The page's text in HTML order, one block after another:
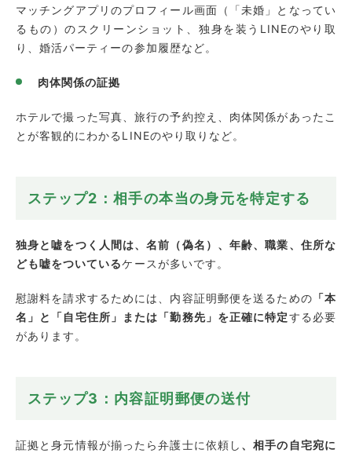
マッチングアプリのプロフィール画面（「未婚」となってい
るもの）のスクリーンショット、独身を装うLINEのやり取
り、婚活パーティーの参加履歴など。
肉体関係の証拠
ホテルで撮った写真、旅行の予約控え、肉体関係があったこ
とが客観的にわかるLINEのやり取りなど。
ステップ2：相手の本当の身元を特定する
独身と嘘をつく人間は、名前（偽名）、年齢、職業、住所な
ども嘘をついているケースが多いです。
慰謝料を請求するためには、内容証明郵便を送るための 「本
名」と「自宅住所」または「勤務先」を正確に特定する必要
があります。
ステップ3：内容証明郵便の送付
証拠と身元情報が揃ったら弁護士に依頼し 、相手の自宅宛に